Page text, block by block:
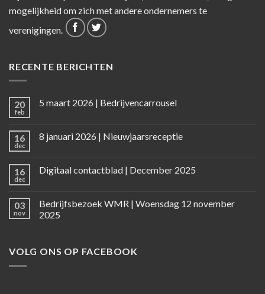
mogelijkheid om zich met andere ondernemers te
verenigingen.
RECENTE BERICHTEN
20
feb
5 maart 2026 | Bedrijvencarrousel
16
dec
8 januari 2026 | Nieuwjaarsreceptie
16
dec
Digitaal contactblad | December 2025
03
nov
Bedrijfsbezoek WMR | Woensdag 12 november
2025
VOLG ONS OP FACEBOOK